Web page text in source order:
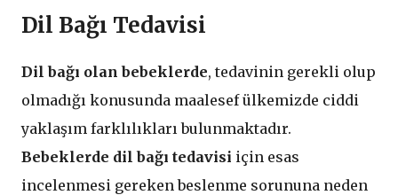
Dil Bağı Tedavisi
Dil bağı olan bebeklerde, tedavinin gerekli olup
olmadığı konusunda maalesef ülkemizde ciddi
yaklaşım farklılıkları bulunmaktadır.
Bebeklerde dil bağı tedavisi için esas
incelenmesi gereken beslenme sorununa neden